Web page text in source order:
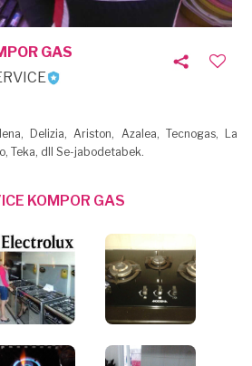
GAS
Delizia, Ariston, Azalea, Tecnogas, La
Teka, dll Se-jabodetabek.
KOMPOR GAS